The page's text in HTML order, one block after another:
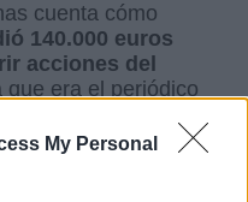
My Personal
cuenta cómo
140.000 euros
acciones del
que era el periódico
que
en los atentados